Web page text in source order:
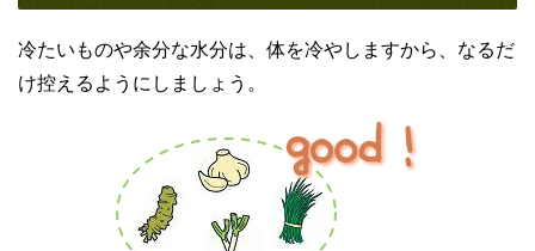
冷たいものや余分な水分は、体を冷やしますから、なるだ
け控えるようにしましょう。